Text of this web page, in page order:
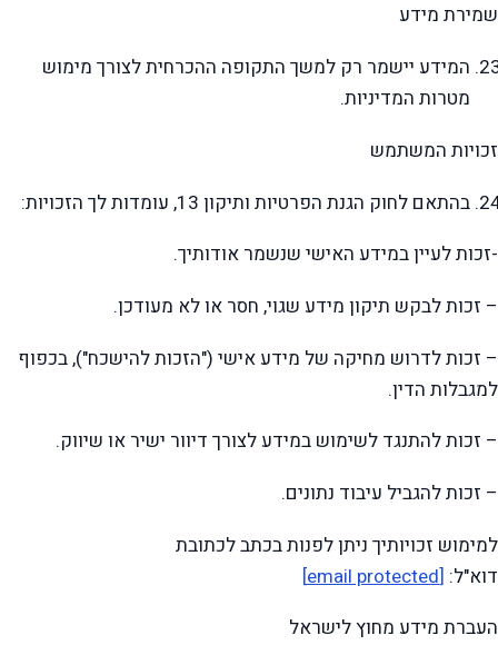
שמירת מידע
המידע יישמר רק למשך התקופה ההכרחית לצורך מימוש
מטרות המדיניות.
זכויות המשתמש
בהתאם לחוק הגנת הפרטיות ותיקון 13, עומדות לך הזכויות:
-זכות לעיין במידע האישי שנשמר אודותיך.
– זכות לבקש תיקון מידע שגוי, חסר או לא מעודכן.
– זכות לדרוש מחיקה של מידע אישי ("הזכות להישכח"), בכפוף
למגבלות הדין.
– זכות להתנגד לשימוש במידע לצורך דיוור ישיר או שיווק.
– זכות להגביל עיבוד נתונים.
למימוש זכויותיך ניתן לפנות בכתב לכתובת
דוא"ל: [email protected]
העברת מידע מחוץ לישראל